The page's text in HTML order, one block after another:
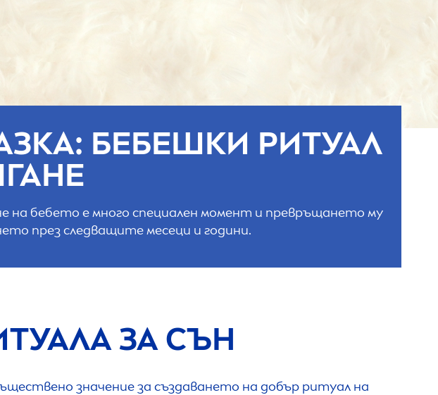
БЕБЕШКИ РИТУАЛ
на бебето е много специален момент и превръщането му
през следващите месеци и години.
ЗА СЪН
значение за създаването на добър ритуал на